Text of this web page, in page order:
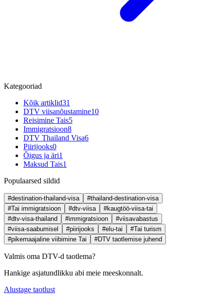
Kategooriad
Kõik artiklid31
DTV viisanõustamine10
Reisimine Tais5
Immigratsioon8
DTV Thailand Visa6
Piirijooks0
Õigus ja äri1
Maksud Tais1
Populaarsed sildid
#destination-thailand-visa
#thailand-destination-visa
#Tai immigratsioon
#dtv-viisa
#kaugtöö-viisa-tai
#dtv-visa-thailand
#immigratsioon
#viisavabastus
#viisa-saabumisel
#piirijooks #elu-tai
#Tai turism
#pikemaajaline viibimine Tai
#DTV taotlemise juhend
Valmis oma DTV-d taotlema?
Hankige asjatundlikku abi meie meeskonnalt.
Alustage taotlust